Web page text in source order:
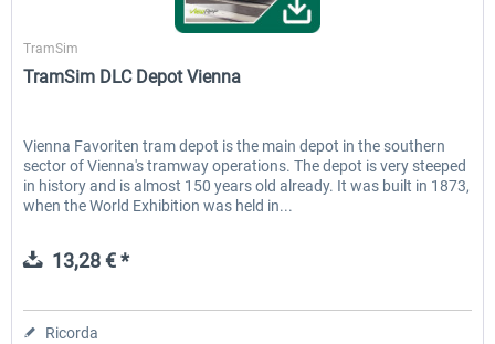
Aerosoft
TramSim
TramSim DLC Depot Vienna
Vienna Favoriten tram depot is the main depot in the southern
sector of Vienna's tramway operations. The depot is very steeped
in history and is almost 150 years old already. It was built in 1873,
when the World Exhibition was held in...
13,28 € *
Ricorda